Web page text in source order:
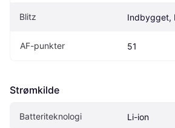
Blitz Indbygget,
AF-punkter 51
Strømkilde
Batteriteknologi Li-ion